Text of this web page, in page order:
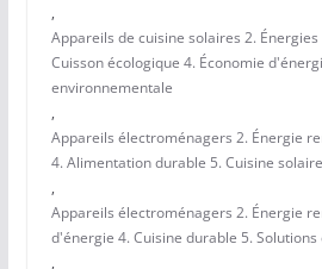
,
Appareils de cuisine solaires 2.
Cuisson écologique 4. Économie
environnementale
,
Appareils électroménagers 2. Énergie
4. Alimentation durable 5. Cuisine solaire
,
Appareils électroménagers 2. Énergie
d'énergie 4. Cuisine durable 5. Solutions
,